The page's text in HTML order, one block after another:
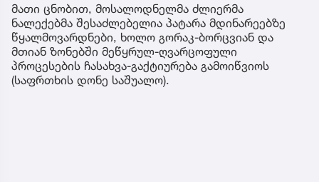
მათი ცნობით, მოსალოდნელმა ძლიერმა
ნალექებმა შესაძლებელია პატარა მდინარეებზე
წყალმოვარდნები, ხოლო გორაკ-ბორცვიან და
მთიან ზონებში მეწყრულ-ღვარცოფული
პროცესების ჩასახვა-გაქტიურება გამოიწვიოს
(საფრთხის დონე საშუალო).